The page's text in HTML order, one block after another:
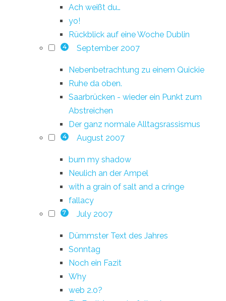
Ach weißt du…
yo!
Rückblick auf eine Woche Dublin
4 September 2007
Nebenbetrachtung zu einem Quickie
Ruhe da oben.
Saarbrücken - wieder ein Punkt zum
Abstreichen
Der ganz normale Alltagsrassismus
4 August 2007
burn my shadow
Neulich an der Ampel
with a grain of salt and a cringe
fallacy
7 July 2007
Dümmster Text des Jahres
Sonntag
Noch ein Fazit
Why
web 2.0?